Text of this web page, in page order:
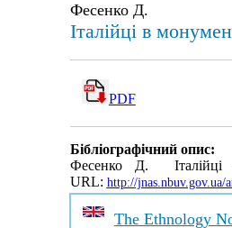
Фесенко Д.
Італійці в
PDF
Бібліографічний опис:
Фесенко Д. Італійці
URL: http://jnas.nbuv.gov.ua/
The Ethnology